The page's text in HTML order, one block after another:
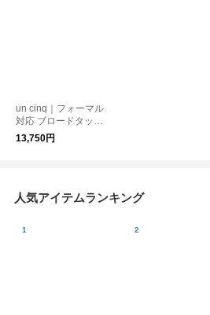
un cinq｜フォーマル
対応 ブロードタック
の UVカットブラウス
13,750円
人気アイテムランキング